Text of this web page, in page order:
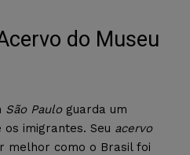
do Museu
São Paulo guarda um
imigrantes. Seu acervo
melhor como o Brasil foi